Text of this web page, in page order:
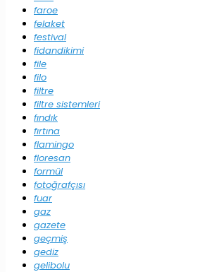
faroe
felaket
festival
fidandikimi
file
filo
filtre
filtre sistemleri
fındık
fırtına
flamingo
floresan
formül
fotoğrafçısı
fuar
gaz
gazete
geçmiş
gediz
gelibolu